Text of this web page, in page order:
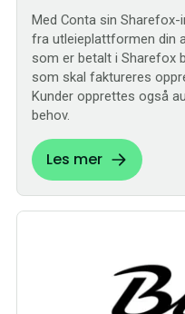
Med Conta sin
fra utleieplattformen din
som er betalt i Sharefox
som skal faktureres
Kunder opprettes også
behov.
Les mer